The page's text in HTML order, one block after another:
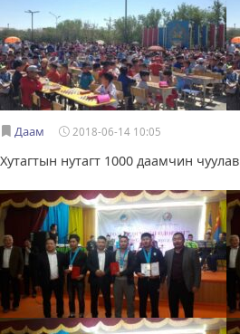
Даам 2018-06-14 10:05
Хутагтын нутагт 1000 даамчин чуулав